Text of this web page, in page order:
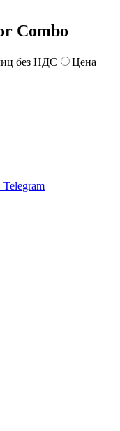
Combo
без НДС
Цена